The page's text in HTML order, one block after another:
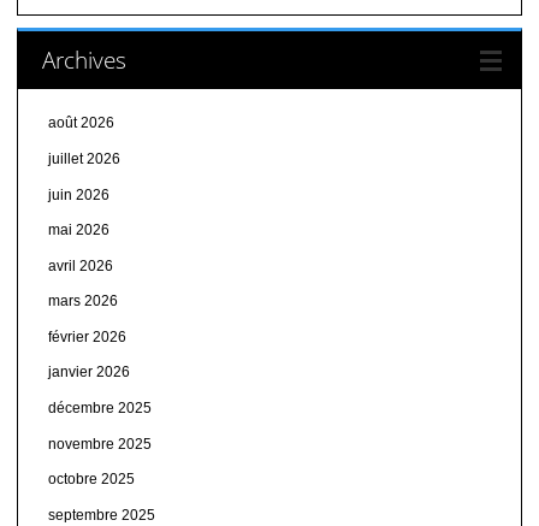
Archives
août 2026
juillet 2026
juin 2026
mai 2026
avril 2026
mars 2026
février 2026
janvier 2026
décembre 2025
novembre 2025
octobre 2025
septembre 2025